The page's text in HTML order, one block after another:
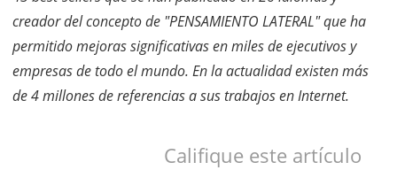
creador del concepto de "PENSAMIENTO LATERAL" que ha
permitido mejoras significativas en miles de ejecutivos y
empresas de todo el mundo. En la actualidad existen más
de 4 millones de referencias a sus trabajos en Internet.
Califique este artículo